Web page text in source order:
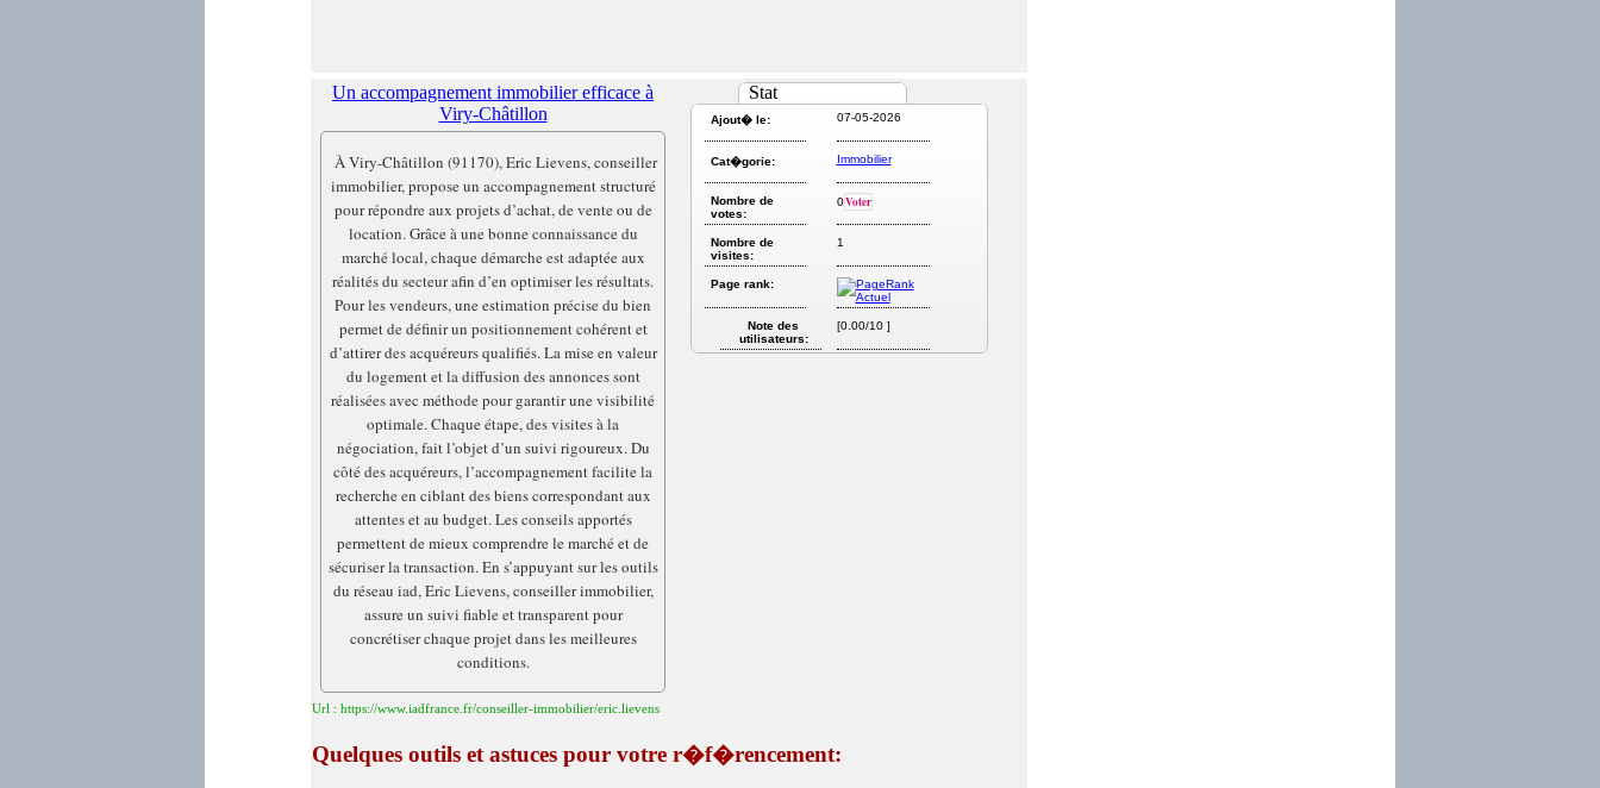
Stat
Ajout� le: 07-05-2026
Cat�gorie: Immobilier
Nombre de
votes:
0Voter
Nombre de
visites:
1
Page rank:
Note des
utilisateurs:
[0.00/10 ]
Un accompagnement immobilier efficace à
Viry-Châtillon
À Viry-Châtillon (91170), Eric Lievens, conseiller
immobilier, propose un accompagnement structuré
pour répondre aux projets d’achat, de vente ou de
location. Grâce à une bonne connaissance du
marché local, chaque démarche est adaptée aux
réalités du secteur afin d’en optimiser les résultats.
Pour les vendeurs, une estimation précise du bien
permet de définir un positionnement cohérent et
d’attirer des acquéreurs qualifiés. La mise en valeur
du logement et la diffusion des annonces sont
réalisées avec méthode pour garantir une visibilité
optimale. Chaque étape, des visites à la
négociation, fait l’objet d’un suivi rigoureux. Du
côté des acquéreurs, l’accompagnement facilite la
recherche en ciblant des biens correspondant aux
attentes et au budget. Les conseils apportés
permettent de mieux comprendre le marché et de
sécuriser la transaction. En s’appuyant sur les outils
du réseau iad, Eric Lievens, conseiller immobilier,
assure un suivi fiable et transparent pour
concrétiser chaque projet dans les meilleures
conditions.
Url : https://www.iadfrance.fr/conseiller-immobilier/eric.lievens
Quelques outils et astuces pour votre r�f�rencement: